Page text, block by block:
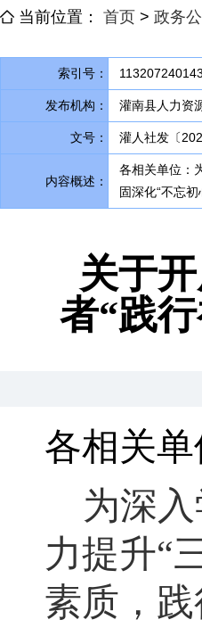
当前位置： 首页 > 政务
索引号：
发布机构： 灌南县人力资
文号： 灌人社发〔
内容概述：
各相关单位：
固深化“不忘
关于
者“践
各相关单
为深
力提升“
素质 ，